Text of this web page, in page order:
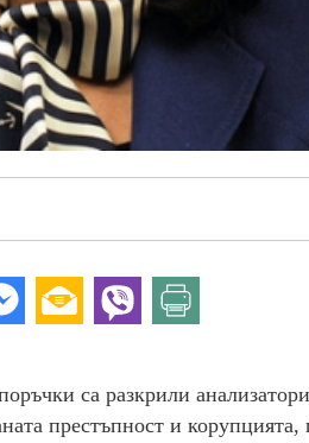
са разкрили
престъпност и корупцията,